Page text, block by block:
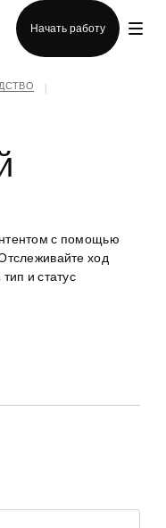
Начать работу
с помощью
ход
и статус